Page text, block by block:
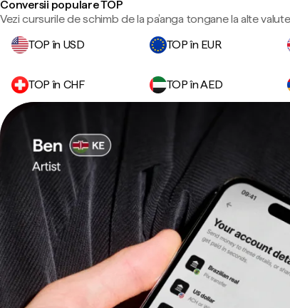
Conversii populare TOP
Vezi cursurile de schimb de la pa’anga tongane la alte
TOP în USD
TOP în EUR
TOP în CHF TOP în AED